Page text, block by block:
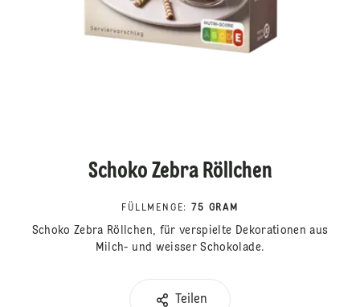
Schoko Zebra Röllchen
FÜLLMENGE: 75 GRAM
Schoko Zebra Röllchen, für verspielte Dekorationen aus
Milch- und weisser Schokolade.
Teilen